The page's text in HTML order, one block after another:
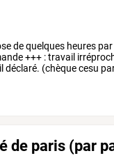
de quelques heures
+++ : travail
déclaré. (chèque cesu
de paris (par